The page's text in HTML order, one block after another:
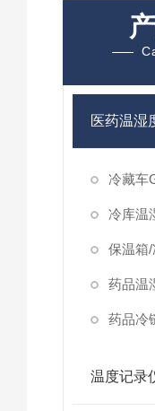
医药温湿
冷藏车
冷库温
保温箱
药品温
药品冷
温度记录